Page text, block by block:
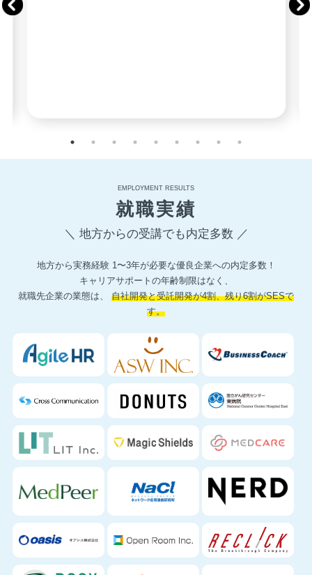
EMPLOYMENT RESULTS
就職実績
＼ 地方からの受講でも内定多数 ／
地方から実務経験 1〜3年が必要な優良企業への内定多数！
キャリアサポートの年齢制限はなく、
就職先企業の業態は、 自社開発と受託開発が4割、残り6割がSESで
す。